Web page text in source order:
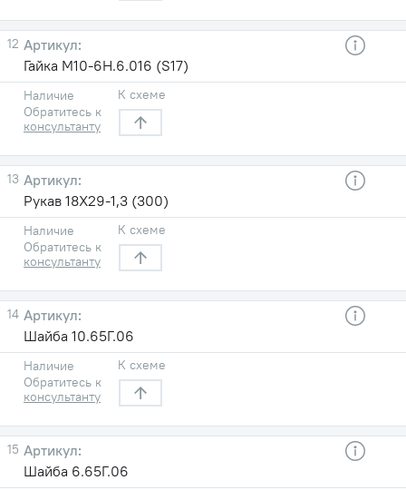
12
Гайка М10-6Н.6.016 (S17)
Наличие
Обратитесь к
консультанту
К схеме
13
Рукав 18Х29-1,3 (300)
Наличие
Обратитесь к
консультанту
К схеме
14
Шайба 10.65Г.06
Наличие
Обратитесь к
консультанту
К схеме
15
Шайба 6.65Г.06